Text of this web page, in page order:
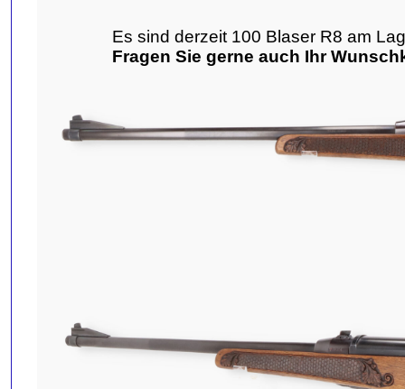
Es sind derzeit 100 Blaser R8 am
Fragen Sie gerne auch Ihr